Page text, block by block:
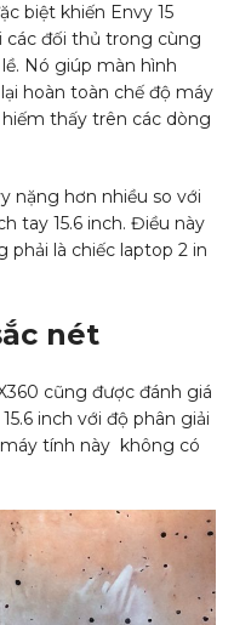
biệt khiến Envy 15
các đối thủ trong cùng
Nó giúp màn hình
hoàn toàn chế độ máy
thấy trên các dòng
nặng hơn nhiều so với
tay 15.6 inch. Điều này
phải là chiếc laptop 2 in
nét
cũng được đánh giá
inch với độ phân giải
máy tính này không có